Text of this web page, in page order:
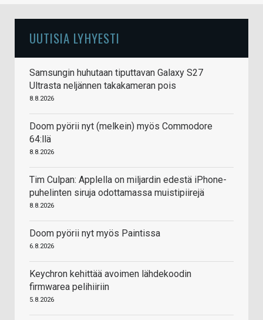
UUTISIA LYHYESTI
Samsungin huhutaan tiputtavan Galaxy S27
Ultrasta neljännen takakameran pois
8.8.2026
Doom pyörii nyt (melkein) myös Commodore
64:llä
8.8.2026
Tim Culpan: Applella on miljardin edestä iPhone-
puhelinten siruja odottamassa muistipiirejä
8.8.2026
Doom pyörii nyt myös Paintissa
6.8.2026
Keychron kehittää avoimen lähdekoodin
firmwarea pelihiiriin
5.8.2026